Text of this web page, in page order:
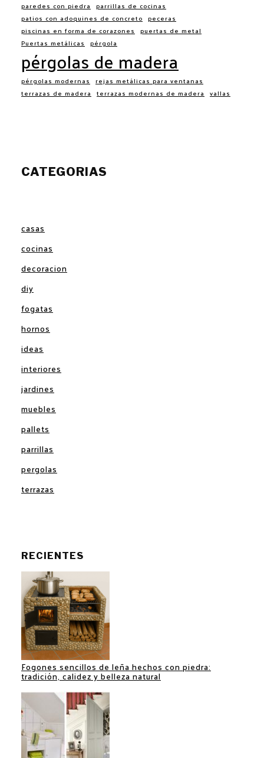
paredes con piedra parrillas de cocinas
patios con adoquines de concreto peceras
piscinas en forma de corazones puertas de metal
Puertas metálicas pérgola
pérgolas de madera
pérgolas modernas rejas metálicas para ventanas
terrazas de madera terrazas modernas de madera vallas
CATEGORIAS
casas
cocinas
decoracion
diy
fogatas
hornos
ideas
interiores
jardines
muebles
pallets
parrillas
pergolas
terrazas
RECIENTES
Fogones sencillos de leña hechos con piedra:
tradición, calidez y belleza natural